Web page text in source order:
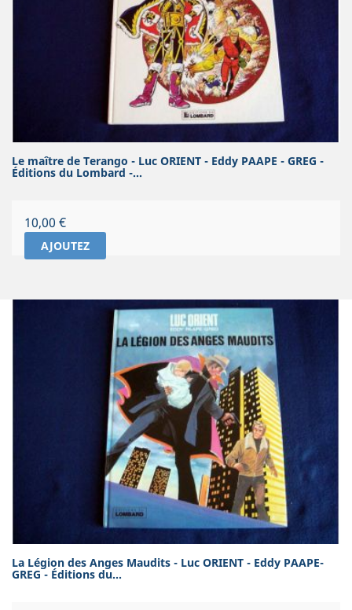
Le maître de Terango - Luc ORIENT - Eddy PAAPE - GREG -
Éditions du Lombard -...
Prix
10,00 €
AJOUTEZ
La Légion des Anges Maudits - Luc ORIENT - Eddy PAAPE-
GREG - Éditions du...